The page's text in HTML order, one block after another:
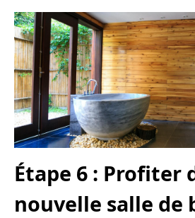
Étape 6 : Profiter
nouvelle salle de